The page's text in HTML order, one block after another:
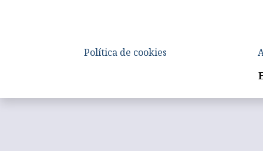
Política de cookies